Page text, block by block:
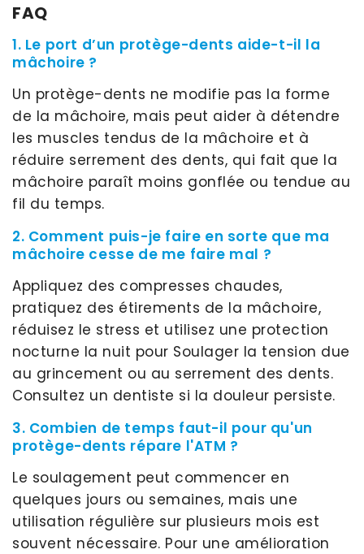
FAQ
1. Le port d’un protège-dents aide-t-il la
mâchoire ?
Un protège-dents ne modifie pas la forme
de la mâchoire, mais peut aider à détendre
les muscles tendus de la mâchoire et à
réduire serrement des dents, qui fait que la
mâchoire paraît moins gonflée ou tendue au
fil du temps.
2. Comment puis-je faire en sorte que ma
mâchoire cesse de me faire mal ?
Appliquez des compresses chaudes,
pratiquez des étirements de la mâchoire,
réduisez le stress et utilisez une protection
nocturne la nuit pour Soulager la tension due
au grincement ou au serrement des dents.
Consultez un dentiste si la douleur persiste.
3. Combien de temps faut-il pour qu'un
protège-dents répare l'ATM ?
Le soulagement peut commencer en
quelques jours ou semaines, mais une
utilisation régulière sur plusieurs mois est
souvent nécessaire. Pour une amélioration